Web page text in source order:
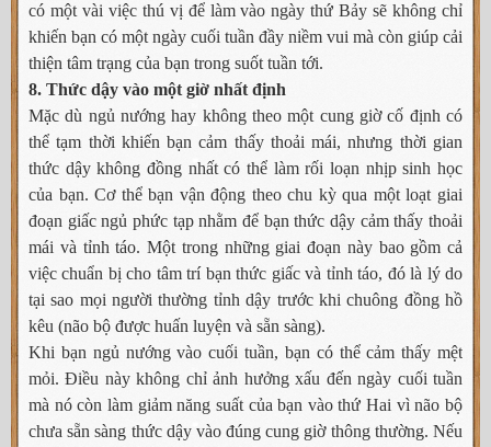
có một vài việc thú vị để làm vào ngày thứ Bảy sẽ không chỉ
khiến bạn có một ngày cuối tuần đầy niềm vui mà còn giúp cải
thiện tâm trạng của bạn trong suốt tuần tới.
8. Thức dậy vào một giờ nhất định
Mặc dù ngủ nướng hay không theo một cung giờ cố định có
thể tạm thời khiến bạn cảm thấy thoải mái, nhưng thời gian
thức dậy không đồng nhất có thể làm rối loạn nhịp sinh học
của bạn. Cơ thể bạn vận động theo chu kỳ qua một loạt giai
đoạn giấc ngủ phức tạp nhằm để bạn thức dậy cảm thấy thoải
mái và tỉnh táo. Một trong những giai đoạn này bao gồm cả
việc chuẩn bị cho tâm trí bạn thức giấc và tỉnh táo, đó là lý do
tại sao mọi người thường tỉnh dậy trước khi chuông đồng hồ
kêu (não bộ được huấn luyện và sẵn sàng).
Khi bạn ngủ nướng vào cuối tuần, bạn có thể cảm thấy mệt
mỏi. Điều này không chỉ ảnh hưởng xấu đến ngày cuối tuần
mà nó còn làm giảm năng suất của bạn vào thứ Hai vì não bộ
chưa sẵn sàng thức dậy vào đúng cung giờ thông thường. Nếu